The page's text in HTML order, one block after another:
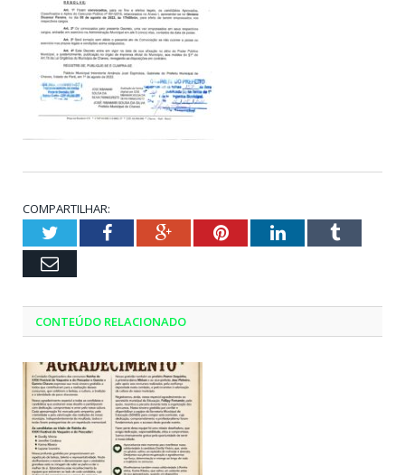
COMPARTILHAR:
TwitterFacebookGoogle+PinterestLinkedInTumblr
Email
CONTEÚDO RELACIONADO